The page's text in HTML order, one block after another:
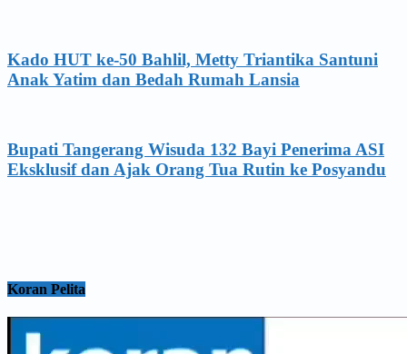
Kado HUT ke-50 Bahlil, Metty Triantika Santuni
Anak Yatim dan Bedah Rumah Lansia
Bupati Tangerang Wisuda 132 Bayi Penerima ASI
Eksklusif dan Ajak Orang Tua Rutin ke Posyandu
Koran Pelita